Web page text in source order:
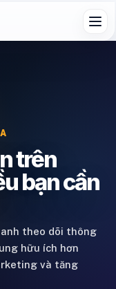
trên
bạn cần
theo dõi thông
hữu ích hơn
và tăng